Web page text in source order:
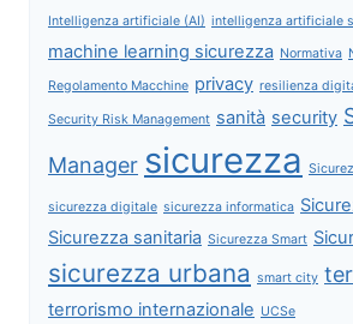
Intelligenza artificiale (AI) intelligenza artificiale
machine learning sicurezza Normativa
Regolamento Macchine privacy resilienza
Security Risk Management sanità security
Manager sicurezza
sicurezza digitale sicurezza informatica
Sicurezza sanitaria Sicurezza Smart
sicurezza urbana smart city
terrorismo internazionale UCSe